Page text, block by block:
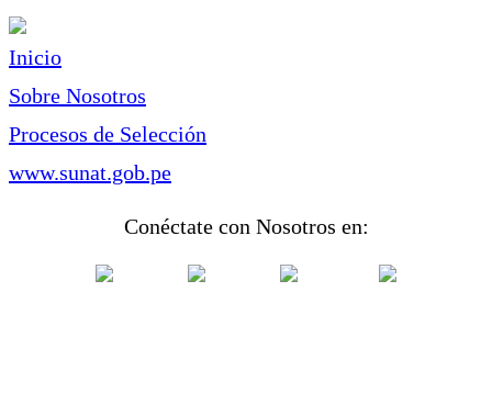
Inicio
Sobre Nosotros
Procesos de Selección
www.sunat.gob.pe
Conéctate con Nosotros en: